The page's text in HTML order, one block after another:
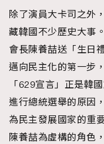
AFrenchMind
EmpowerF
除了演員大卡司之外
藏韓國不少歷史大事
會長陳養喆送「生日
邁向民主化的第一步
「629宣言」正是韓
進行總統選舉的原因
為民主發展國家的重
陳養喆為虛構的角色